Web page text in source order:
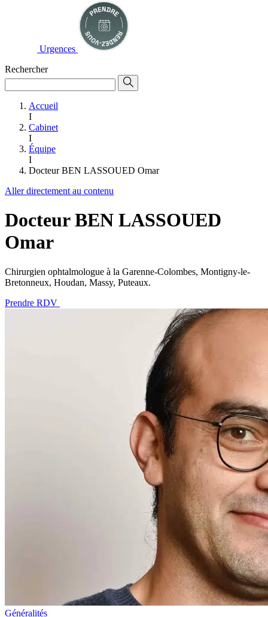
Urgences
Rechercher
Accueil
I
Cabinet
I
Équipe
I
Docteur BEN LASSOUED Omar
Aller directement au contenu
Docteur BEN LASSOUED
Omar
Chirurgien ophtalmologue à la Garenne-Colombes, Montigny-le-
Bretonneux, Houdan, Massy, Puteaux.
Prendre RDV
Généralités